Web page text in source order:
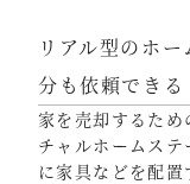
リアル型のホ
分も依頼できる
家を売却するた
チャルホームス
に家具などを配